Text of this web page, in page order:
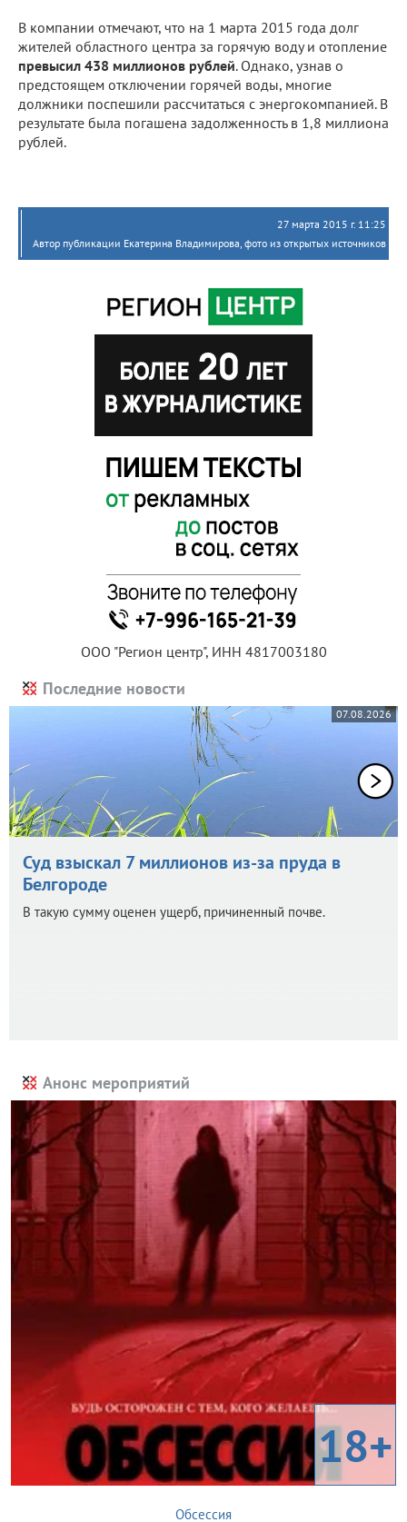
В компании отмечают, что на 1 марта 2015 года долг
жителей областного центра за горячую воду и отопление
превысил 438 миллионов рублей. Однако, узнав о
предстоящем отключении горячей воды, многие
должники поспешили рассчитаться с энергокомпанией. В
результате была погашена задолженность в 1,8 миллиона
рублей.
27 марта 2015 г. 11:25
Автор публикации Екатерина Владимирова, фото из открытых источников
ООО "Регион центр", ИНН 4817003180
Последние новости
07.08.2026
Суд взыскал 7 миллионов из-за пруда в
Белгороде
В такую сумму оценен ущерб, причиненный почве.
Анонс мероприятий
18+
Обсессия